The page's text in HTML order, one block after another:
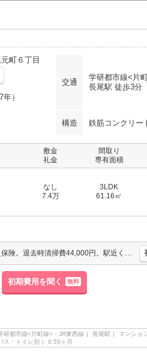
町６丁目
交通
学研都市線<片
長尾駅 徒歩3分
）
構造 鉄筋コンクリー
敷金
礼金
間取り
専有面積
なし
7.4万
3LDK
61.16㎡
追焚給湯。TVインターホン付き。最上階。要火災保険。退去時清掃費44,000円。駅近くでラクラク便利。オンライン対応可。ぜひお問い合わせください!。システムキッチンをお好みの方に。
初期費用を聞く 無料
研都市線<片町線>・JR東西線 長尾駅
マンショ
ス・トイレ別 0.55ヶ月